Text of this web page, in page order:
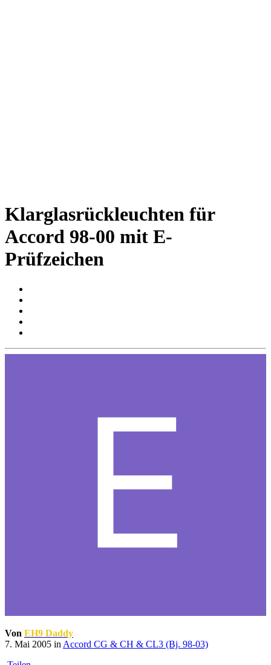
Klarglasrückleuchten für
Accord 98-00 mit E-
Prüfzeichen
Von EH9 Daddy
7. Mai 2005 in Accord CG & CH & CL3 (Bj. 98-03)